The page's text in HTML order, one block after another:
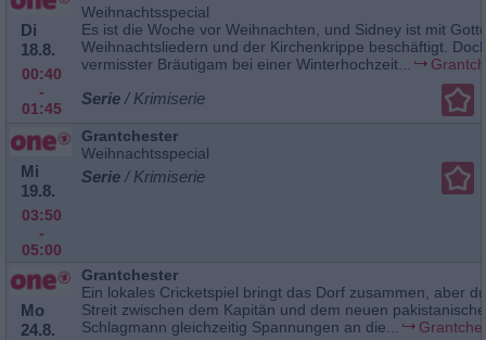
Di
18.8.
00:40
-
01:45
Weihnachtsspecial
Es ist die Woche vor Weihnachten, und Sidney ist mit
Weihnachtsliedern und der Kirchenkrippe beschäftigt.
vermisster Bräutigam bei einer Winterhochzeit...
Serie / Krimiserie
Mi
19.8.
03:50
-
05:00
Grantchester
Weihnachtsspecial
Serie / Krimiserie
Mo
24.8.
Grantchester
Ein lokales Cricketspiel bringt das Dorf zusammen, aber
Streit zwischen dem Kapitän und dem neuen
Schlagmann gleichzeitig Spannungen an die...